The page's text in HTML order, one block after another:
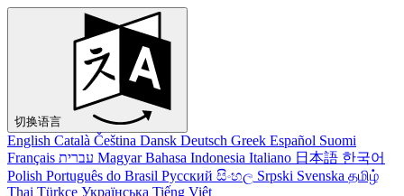
切换语言
English Català Čeština Dansk Deutsch Greek Español Suomi
Français עברית Magyar Bahasa Indonesia Italiano 日本語 한국어
Polish Português do Brasil Русский සිංහල Srpski Svenska தமிழ்
Thai Türkçe Українська Tiếng Việt